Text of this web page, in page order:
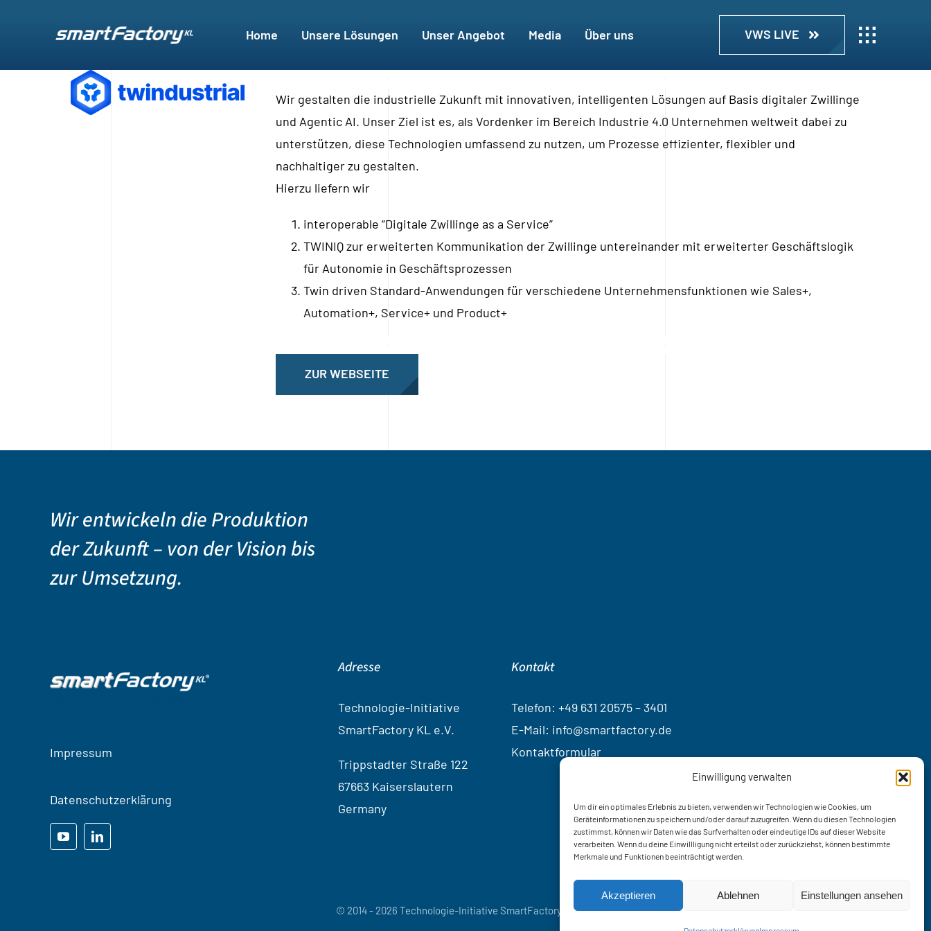
Einwilligung verwalten
Um dir ein optimales Erlebnis zu bieten, verwenden wir Technologien wie Cookies, um
Geräteinformationen zu speichern und/oder darauf zuzugreifen. Wenn du diesen Technologien
zustimmst, können wir Daten wie das Surfverhalten oder eindeutige IDs auf dieser Website
verarbeiten. Wenn du deine Einwillligung nicht erteilst oder zurückziehst, können bestimmte
Merkmale und Funktionen beeinträchtigt werden.
Akzeptieren Ablehnen Einstellungen ansehen
Home Unsere Lösungen Unser Angebot Media Über uns VWS LIVE
Wir gestalten die industrielle Zukunft mit innovativen, intelligenten Lösungen auf Basis digitaler Zwillinge
und Agentic AI. Unser Ziel ist es, als Vordenker im Bereich Industrie 4.0 Unternehmen weltweit dabei zu
unterstützen, diese Technologien umfassend zu nutzen, um Prozesse effizienter, flexibler und
nachhaltiger zu gestalten.
Hierzu liefern wir
interoperable “Digitale Zwillinge as a Service”
TWINIQ zur erweiterten Kommunikation der Zwillinge untereinander mit erweiterter Geschäftslogik
für Autonomie in Geschäftsprozessen
Twin driven Standard-Anwendungen für verschiedene Unternehmensfunktionen wie Sales+,
Automation+, Service+ und Product+
ZUR WEBSEITE
Wir entwickeln die Produktion
der Zukunft – von der Vision bis
zur Umsetzung.
Impressum
Datenschutzerklärung
Adresse
Technologie-Initiative
SmartFactory KL e.V.
Trippstadter Straße 122
67663 Kaiserslautern
Germany
Kontakt
Telefon: +49 631 20575 – 3401
E-Mail: info@smartfactory.de
Kontaktformular
© 2014 - 2026 Technologie-Initiative SmartFactory KL e.V.